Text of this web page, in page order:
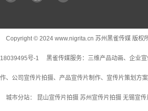
Copyright © 2024 www.nigrita.cn 苏州黑雀传媒 版权
18039495号-1 黑雀传媒服务： 三维产品动画、企业
作、公司宣传片拍摄、产品宣传片制作、宣传片策划方
城市分站： 昆山宣传片拍摄 苏州宣传片拍摄 无锡宣传